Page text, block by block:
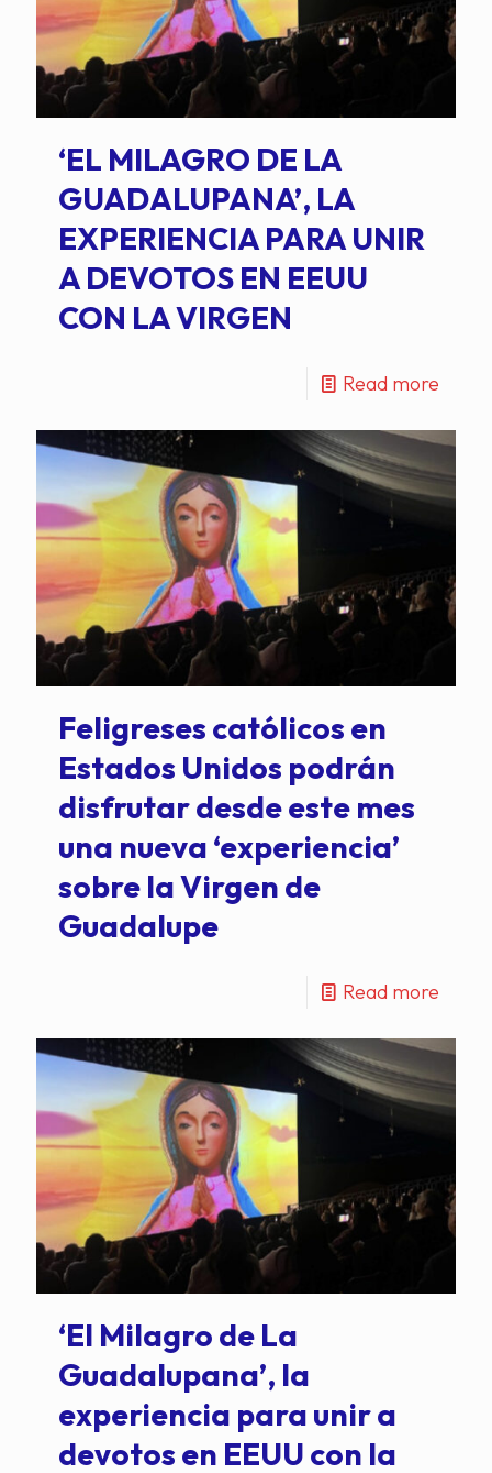
‘EL MILAGRO DE LA
GUADALUPANA’, LA
EXPERIENCIA PARA UNIR
A DEVOTOS EN EEUU
CON LA VIRGEN
Read more
Feligreses católicos en
Estados Unidos podrán
disfrutar desde este mes
una nueva ‘experiencia’
sobre la Virgen de
Guadalupe
Read more
‘El Milagro de La
Guadalupana’, la
experiencia para unir a
devotos en EEUU con la